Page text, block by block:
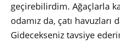
geçirebilirdim. Ağaçlarla
odamız da, çatı havuzları
Gidecekseniz tavsiye